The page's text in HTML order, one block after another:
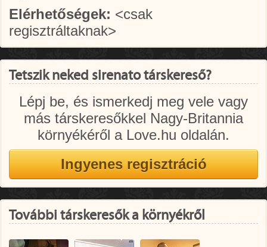
Elérhetőségek: <csak
regisztráltaknak>
Tetszik neked sirenato társkereső?
Lépj be, és ismerkedj meg vele vagy
más társkeresőkkel Nagy-Britannia
környékéről a Love.hu oldalán.
További társkeresők a környékről